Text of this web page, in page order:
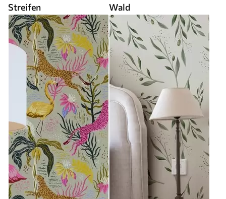
Streifen Wald